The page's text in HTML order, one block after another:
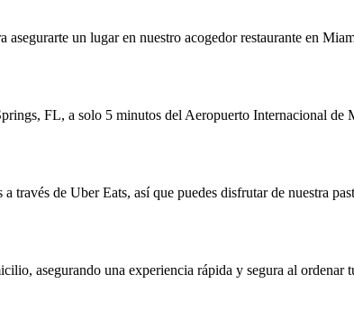
asegurarte un lugar en nuestro acogedor restaurante en
FL, a solo 5 minutos del Aeropuerto Internacional de
través de Uber Eats, así que puedes disfrutar de nuestra
asegurando una experiencia rápida y segura al ordenar